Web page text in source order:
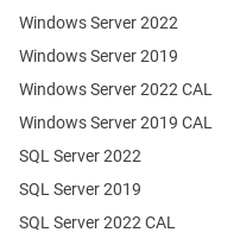
Windows Server 2022
Windows Server 2019
SQL Server 2022
SQL Server 2019
Windows Server 2022 CAL
Windows Server 2019 CAL
SQL Server 2022 CAL